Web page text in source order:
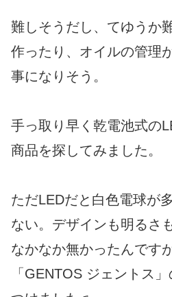
難しそうだし、てゆうか
作ったり、オイルの管理
事になりそう。
手っ取り早く乾電池式の
商品を探してみました。
ただLEDだと白色電球が
ない。デザインも明るさ
なかなか無かったんです
「GENTOS ジェントス